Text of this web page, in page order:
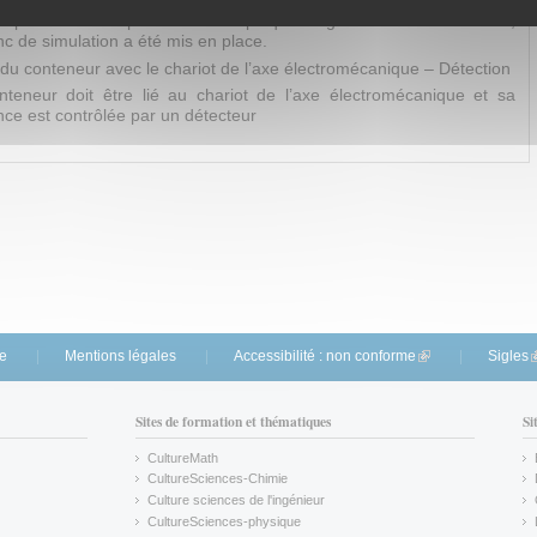
de simulation a été mis en place.
conteneur avec le chariot de l’axe électromécanique – Détection
doit être lié au chariot de l’axe électromécanique et sa
est contrôlée par un détecteur
Mentions légales Accessibilité : non conforme (link is external)
Sigles
Sites de formation et thématiques
CultureMath
(link is external)
CultureSciences-Chimie
(link is external)
Culture sciences de l'ingénieur
CultureSciences-physique